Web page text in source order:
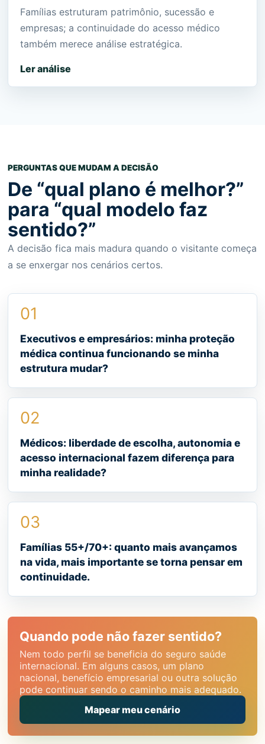
Famílias estruturam patrimônio, sucessão e
empresas; a continuidade do acesso médico
também merece análise estratégica.
Ler análise
PERGUNTAS QUE MUDAM A DECISÃO
De “qual plano é melhor?”
para “qual modelo faz
sentido?”
A decisão fica mais madura quando o visitante começa
a se enxergar nos cenários certos.
01
Executivos e empresários: minha proteção
médica continua funcionando se minha
estrutura mudar?
02
Médicos: liberdade de escolha, autonomia e
acesso internacional fazem diferença para
minha realidade?
03
Famílias 55+/70+: quanto mais avançamos
na vida, mais importante se torna pensar em
continuidade.
Quando pode não fazer sentido?
Nem todo perfil se beneficia do seguro saúde
internacional. Em alguns casos, um plano
nacional, benefício empresarial ou outra solução
pode continuar sendo o caminho mais adequado.
Mapear meu cenário